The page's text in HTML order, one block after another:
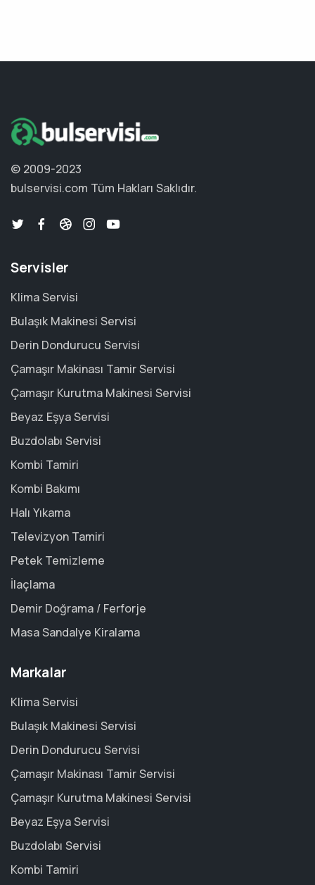
© 2009-2023
bulservisi.com Tüm Hakları Saklıdır.
Servisler
Klima Servisi
Bulaşık Makinesi Servisi
Derin Dondurucu Servisi
Çamaşır Makinası Tamir Servisi
Çamaşır Kurutma Makinesi Servisi
Beyaz Eşya Servisi
Buzdolabı Servisi
Kombi Tamiri
Kombi Bakımı
Halı Yıkama
Televizyon Tamiri
Petek Temizleme
İlaçlama
Demir Doğrama / Ferforje
Masa Sandalye Kiralama
Markalar
Klima Servisi
Bulaşık Makinesi Servisi
Derin Dondurucu Servisi
Çamaşır Makinası Tamir Servisi
Çamaşır Kurutma Makinesi Servisi
Beyaz Eşya Servisi
Buzdolabı Servisi
Kombi Tamiri